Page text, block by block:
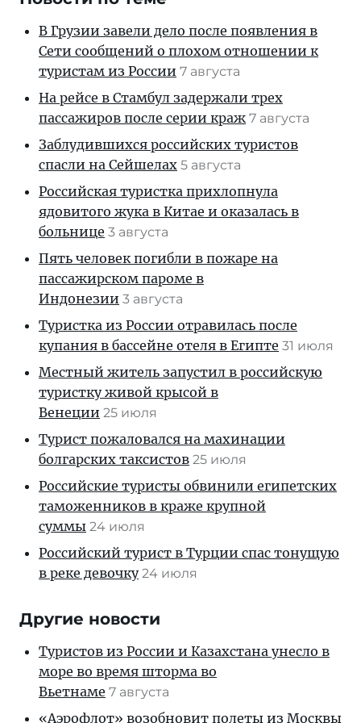
В Грузии завели дело после появления в
Сети сообщений о плохом отношении к
туристам из России 7 августа
На рейсе в Стамбул задержали трех
пассажиров после серии краж 7 августа
Заблудившихся российских туристов
спасли на Сейшелах 5 августа
Российская туристка прихлопнула
ядовитого жука в Китае и оказалась в
больнице 3 августа
Пять человек погибли в пожаре на
пассажирском пароме в
Индонезии 3 августа
Туристка из России отравилась после
купания в бассейне отеля в Египте 31 июля
Местный житель запустил в российскую
туристку живой крысой в
Венеции 25 июля
Турист пожаловался на махинации
болгарских таксистов 25 июля
Российские туристы обвинили египетских
таможенников в краже крупной
суммы 24 июля
Российский турист в Турции спас тонущую
в реке девочку 24 июля
Другие новости
Туристов из России и Казахстана унесло в
море во время шторма во
Вьетнаме 7 августа
«Аэрофлот» возобновит полеты из Москвы